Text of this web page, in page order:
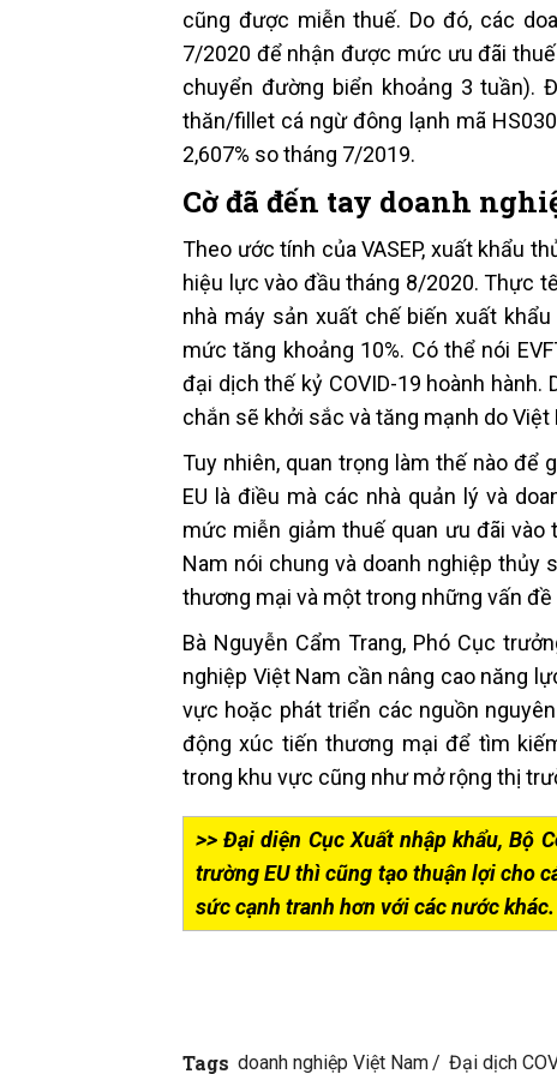
cũng được miễn thuế. Do đó, các
7/2020 để nhận được mức ưu đãi
chuyển đường biển khoảng 3 tuần).
thăn/fillet cá ngừ đông lạnh mã
2,607% so tháng 7/2019.
Cờ đã đến tay doanh
Theo ước tính của VASEP, xuất khẩu
hiệu lực vào đầu tháng 8/2020. Thực
nhà máy sản xuất chế biến xuất
mức tăng khoảng 10%. Có thể nói
đại dịch thế kỷ COVID-19 hoành
chắn sẽ khởi sắc và tăng mạnh do
Tuy nhiên, quan trọng làm thế nào
EU là điều mà các nhà quản lý và
mức miễn giảm thuế quan ưu đãi vào
Nam nói chung và doanh nghiệp thủy
thương mại và một trong những vấn
Bà Nguyễn Cẩm Trang, Phó Cục
nghiệp Việt Nam cần nâng cao năng
vực hoặc phát triển các nguồn
động xúc tiến thương mại để tìm
trong khu vực cũng như mở rộng thị
>> Đại diện Cục Xuất nhập khẩu, Bộ
trường EU thì cũng tạo thuận lợi cho
sức cạnh tranh hơn với các nước khác.
Tags doanh nghiệp Việt Nam Đại dịch